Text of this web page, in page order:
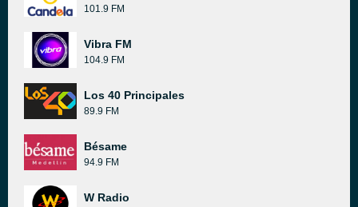
101.9 FM
Vibra FM
104.9 FM
Los 40 Principales
89.9 FM
Bésame
94.9 FM
W Radio